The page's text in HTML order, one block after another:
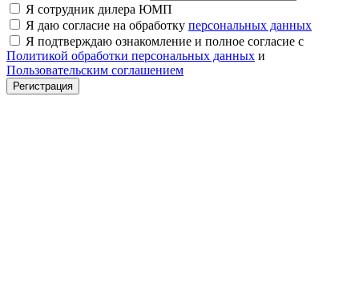
Я сотрудник дилера ЮМП
Я даю согласие на обработку персональных данных
Я подтверждаю ознакомление и полное согласие с
Политикой обработки персональных данных и
Пользовательским соглашением
Регистрация